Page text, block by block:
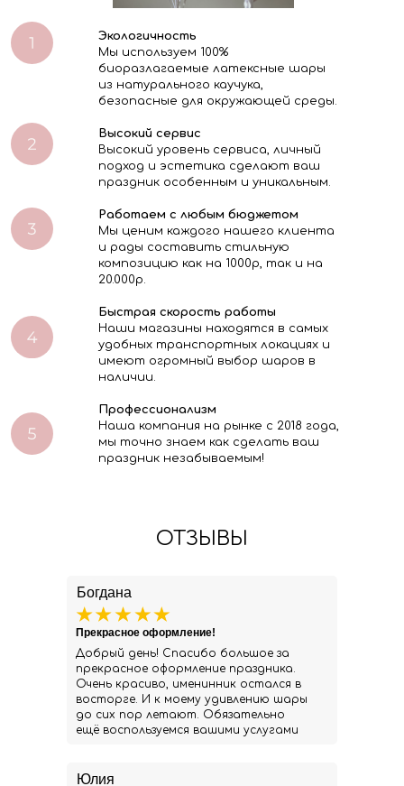
Экологичность
Мы используем 100%
биоразлагаемые латексные шары
из натурального каучука,
безопасные для окружающей среды.
Высокий сервис
Высокий уровень сервиса, личный
подход и эстетика сделают ваш
праздник особенным и уникальным.
Работаем с любым бюджетом
Мы ценим каждого нашего клиента
и рады составить стильную
композицию как на 1000р, так и на
20.000р.
Быстрая скорость работы
Наши магазины находятся в самых
удобных транспортных локациях и
имеют огромный выбор шаров в
наличии.
Профессионализм
Наша компания на рынке с 2018 года,
мы точно знаем как сделать ваш
праздник незабываемым!
ОТЗЫВЫ
Юлия
Богдана
Добрый день! Спасибо большое за
прекрасное оформление праздника.
Очень красиво, именинник остался в
восторге. И к моему удивлению шары
до сих пор летают. Обязательно
ещё воспользуемся вашими услугами
Прекрасное оформление!